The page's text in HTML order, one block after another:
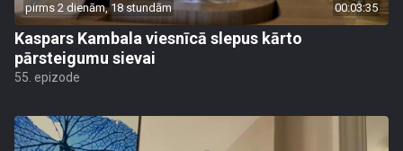
pirms 2 dienām, 18 stundām 00:03:35
Kaspars Kambala viesnīcā slepus kārto
pārsteigumu sievai
55. epizode